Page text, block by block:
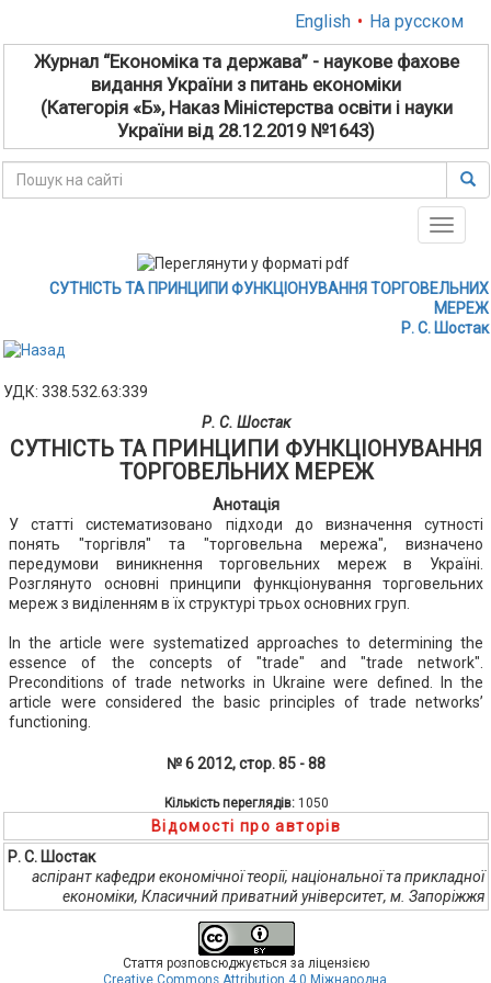
English • На русском
Журнал “Економіка та держава” - наукове фахове
видання України з питань економіки
(Категорія «Б», Наказ Міністерства освіти і науки
України від 28.12.2019 №1643)
Toggle
СУТНІСТЬ ТА ПРИНЦИПИ ФУНКЦІОНУВАННЯ ТОРГОВЕЛЬНИХ
МЕРЕЖ
Р. С. Шостак
УДК: 338.532.63:339
Р. С. Шостак
СУТНІСТЬ ТА ПРИНЦИПИ ФУНКЦІОНУВАННЯ
ТОРГОВЕЛЬНИХ МЕРЕЖ
Анотація
У статті систематизовано підходи до визначення сутності
понять "торгівля" та "торговельна мережа", визначено
передумови виникнення торговельних мереж в Україні.
Розглянуто основні принципи функціонування торговельних
мереж з виділенням в їх структурі трьох основних груп.
In the article were systematized approaches to determining the
essence of the concepts of "trade" and "trade network".
Preconditions of trade networks in Ukraine were defined. In the
article were considered the basic principles of trade networks’
functioning.
№ 6 2012, стор. 85 - 88
Кількість переглядів: 1050
Відомості про авторів
Р. С. Шостак
аспірант кафедри економічної теорії, національної та прикладної
економіки, Класичний приватний університет, м. Запоріжжя
Стаття розповсюджується за ліцензією
Creative Commons Attribution 4.0 Міжнародна